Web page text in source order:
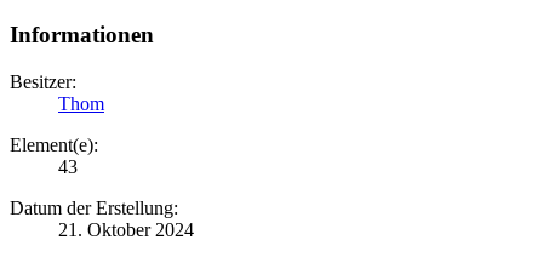
Informationen
Besitzer:
Thom
Element(e):
43
Datum der Erstellung:
21. Oktober 2024